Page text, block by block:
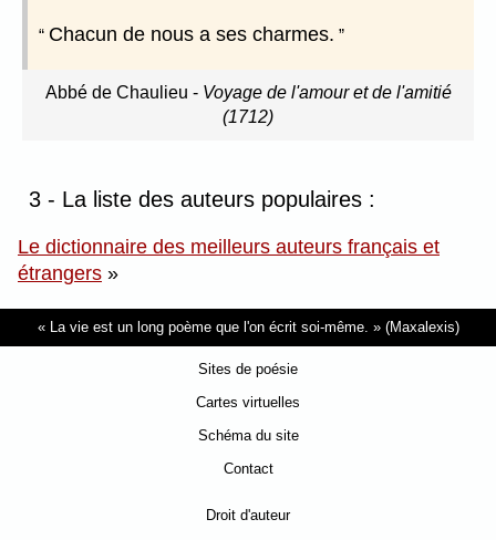
Chacun de nous a ses charmes.
Abbé de Chaulieu - Voyage de l'amour et de l'amitié
(1712)
3 - La liste des auteurs populaires :
Le dictionnaire des meilleurs auteurs français et
étrangers »
La vie est un long poème que l'on écrit soi-même. (Maxalexis)
Sites de poésie
Cartes virtuelles
Schéma du site
Contact
Droit d'auteur